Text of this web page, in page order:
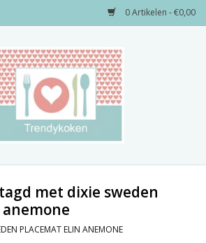
0 Artikelen - €0,00
met dixie sweden
PLACEMAT ELIN ANEMONE